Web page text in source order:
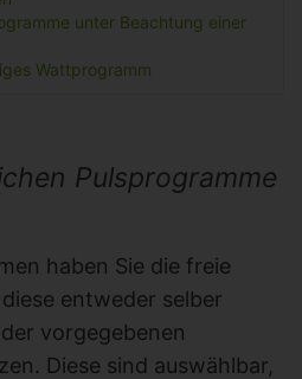
unter Beachtung einer
Wattprogramm
Pulsprogramme
haben Sie die freie
entweder selber
vorgegebenen
Diese sind auswählbar,